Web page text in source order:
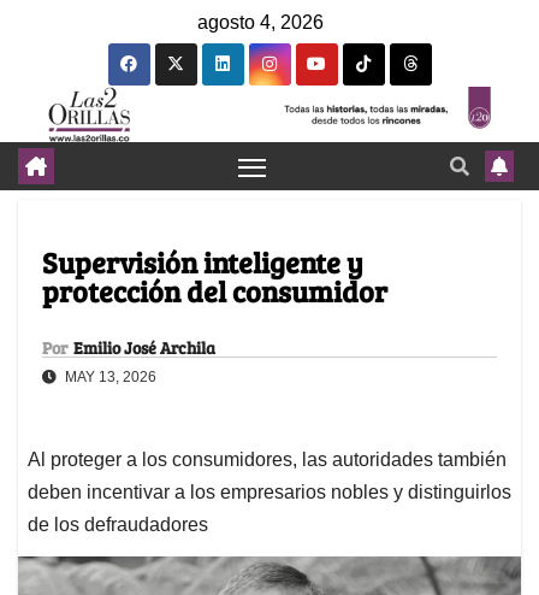
agosto 4, 2026
Supervisión inteligente y
protección del consumidor
Por Emilio José Archila
MAY 13, 2026
Al proteger a los consumidores, las autoridades también
deben incentivar a los empresarios nobles y distinguirlos
de los defraudadores